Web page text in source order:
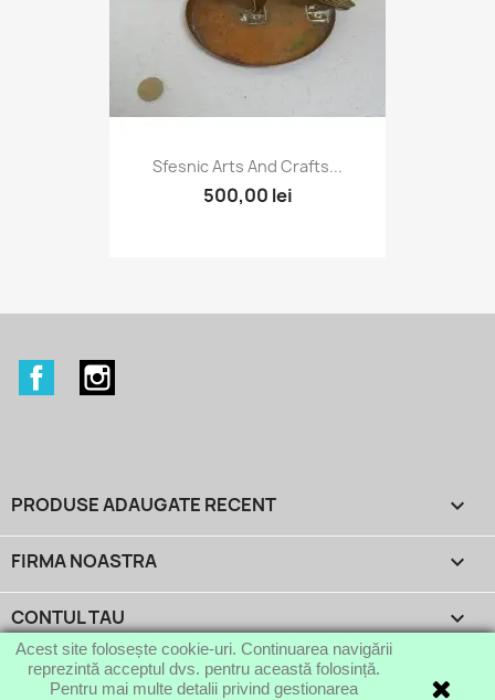
Sfesnic Arts And Crafts...
500,00 lei
Facebook
PRODUSE ADAUGATE RECENT 
FIRMA NOASTRA 
CONTUL TAU 
INFORMATIILE MAGAZINULUI keyboard_arrow_down
Acest site folosește cookie-uri. Continuarea navigării
reprezintă acceptul dvs. pentru această folosință.
Pentru mai multe detalii privind gestionarea